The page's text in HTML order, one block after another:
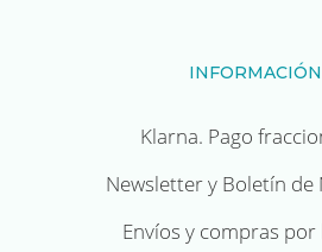
INFORMACIÓN
Klarna. Pago
Newsletter y Boletín de
Envíos y compras por